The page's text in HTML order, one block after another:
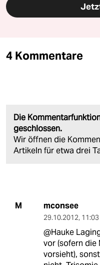
4 Kommentare
Die
geschlossen.
Wir öffnen die
Artikeln für etwa drei
M mconsee
29.10.2012,
@Hauke
vor (sofern die
vorsieht),